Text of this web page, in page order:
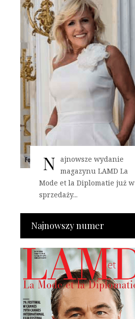
N ajnowsze wydanie
magazynu LAMD La
Mode et la Diplomatie już w
sprzedaży...
Najnowszy numer